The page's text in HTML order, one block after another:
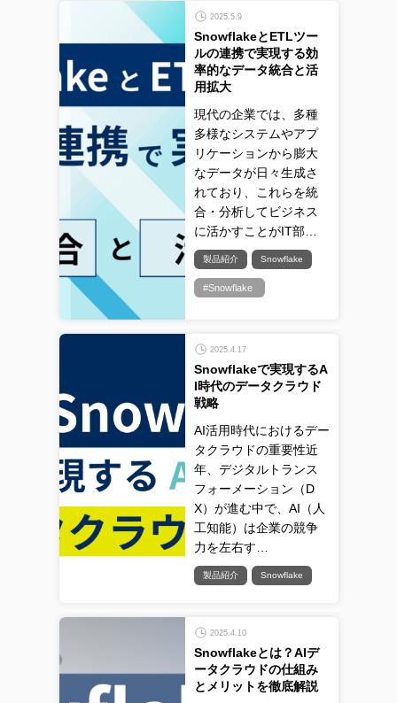
2025.5.9
SnowflakeとETLツー
ルの連携で実現する効
率的なデータ統合と活
用拡大
現代の企業では、多種
多様なシステムやアプ
リケーションから膨大
なデータが日々生成さ
れており、これらを統
合・分析してビジネス
に活かすことがIT部…
製品紹介 Snowflake
#Snowflake
2025.4.17
Snowflakeで実現するA
I時代のデータクラウド
戦略
AI活用時代におけるデー
タクラウドの重要性近
年、デジタルトランス
フォーメーション（D
X）が進む中で、AI（人
工知能）は企業の競争
力を左右す…
製品紹介 Snowflake
2025.4.10
Snowflakeとは？AIデ
ータクラウドの仕組み
とメリットを徹底解説